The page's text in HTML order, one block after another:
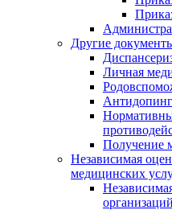
Другие
Личная
Получение
Независимая
медицинских
организаций